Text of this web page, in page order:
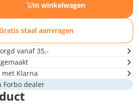
In winkelwagen
staal aanvragen
vanaf 35,-
Klarna
dealer